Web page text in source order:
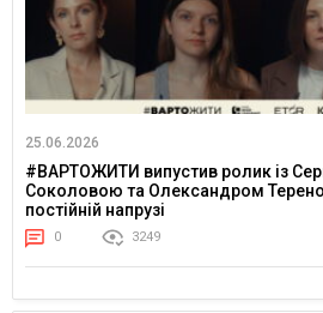
25.06.2026
#ВАРТОЖИТИ випустив ролик із
Соколовою та Олександром
постійній напрузі
0 3249